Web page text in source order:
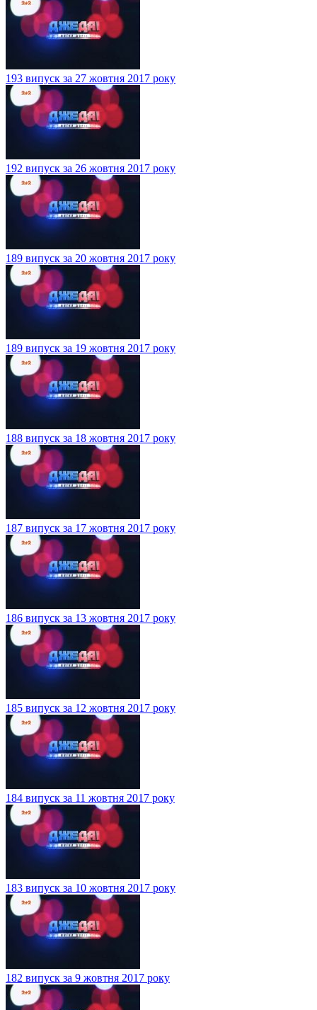
193 випуск за 27 жовтня 2017 року
192 випуск за 26 жовтня 2017 року
189 випуск за 20 жовтня 2017 року
189 випуск за 19 жовтня 2017 року
188 випуск за 18 жовтня 2017 року
187 випуск за 17 жовтня 2017 року
186 випуск за 13 жовтня 2017 року
185 випуск за 12 жовтня 2017 року
184 випуск за 11 жовтня 2017 року
183 випуск за 10 жовтня 2017 року
182 випуск за 9 жовтня 2017 року